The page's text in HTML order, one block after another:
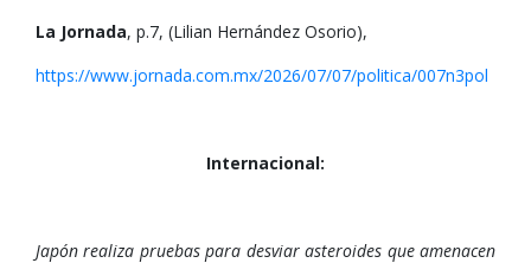
La Jornada, p.7, (Lilian Hernández Osorio),
https://www.jornada.com.mx/2026/07/07/politica/007n3pol
Internacional:
Japón realiza pruebas para desviar asteroides que amenacen